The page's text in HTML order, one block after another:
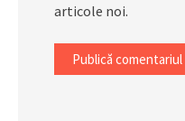
articole noi.